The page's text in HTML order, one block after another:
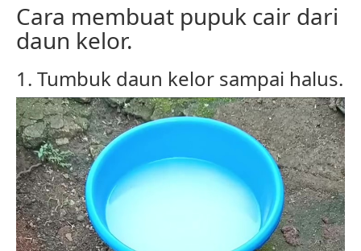
Cara membuat pupuk cair dari
daun kelor.
1. Tumbuk daun kelor sampai halus.